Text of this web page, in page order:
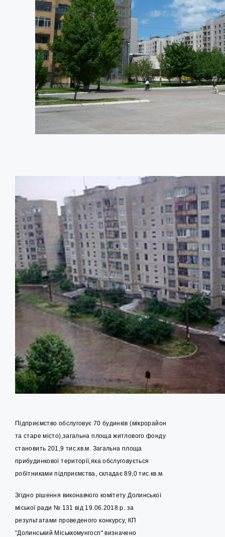
Підприємство обслуговує 70 будинків (мікрорайон
та старе місто),загальна площа житлового фонду
становить 201,9 тис.кв.м. Загальна площа
прибудинкової території,яка обслуговується
робітниками підприємства, складає 89,0 тис.кв.м.
Згідно рішення виконавчого комітету Долинської
міської ради № 131 від 19.06.2018 р. за
результатами проведеного конкурсу, КП
"Долинський Міськкомунгосп" визначено